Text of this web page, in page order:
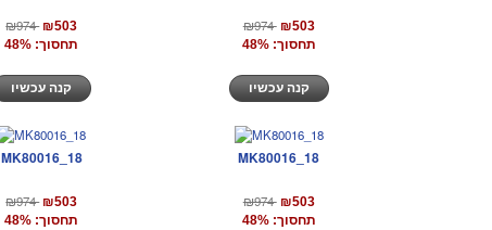
₪974 ₪503
תחסוך: 48%
₪974 ₪503
תחסוך: 48%
קנה עכשיו
MK80016_18
₪974 ₪503
תחסוך: 48%
MK80016_18
₪974 ₪503
תחסוך: 48%